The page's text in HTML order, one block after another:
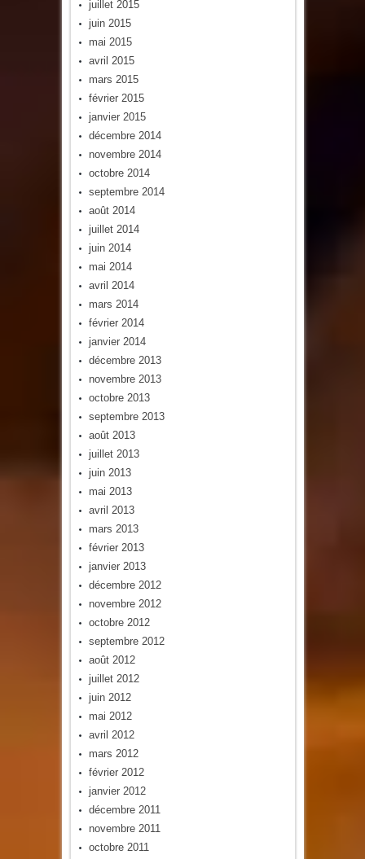
juillet 2015
juin 2015
mai 2015
avril 2015
mars 2015
février 2015
janvier 2015
décembre 2014
novembre 2014
octobre 2014
septembre 2014
août 2014
juillet 2014
juin 2014
mai 2014
avril 2014
mars 2014
février 2014
janvier 2014
décembre 2013
novembre 2013
octobre 2013
septembre 2013
août 2013
juillet 2013
juin 2013
mai 2013
avril 2013
mars 2013
février 2013
janvier 2013
décembre 2012
novembre 2012
octobre 2012
septembre 2012
août 2012
juillet 2012
juin 2012
mai 2012
avril 2012
mars 2012
février 2012
janvier 2012
décembre 2011
novembre 2011
octobre 2011